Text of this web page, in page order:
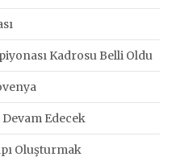
Kadrosu Belli Oldu
Edecek
Oluşturmak